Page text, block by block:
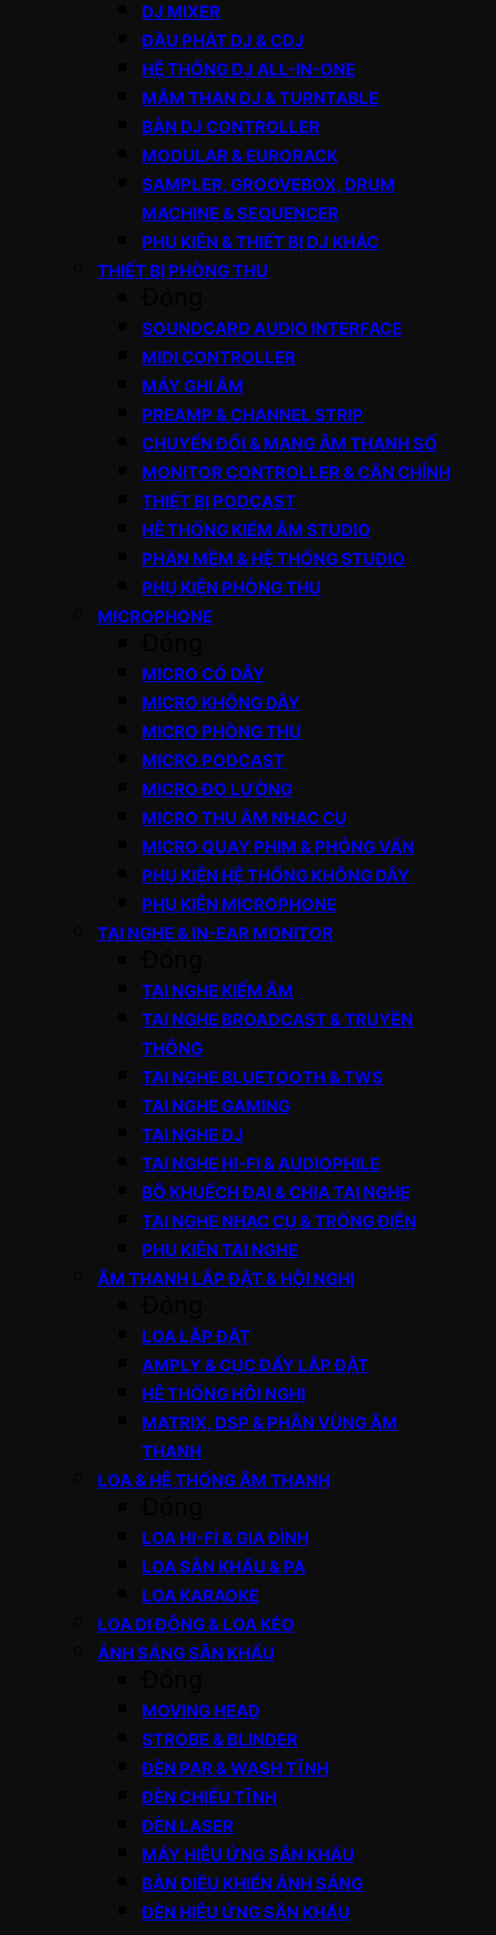
DJ MIXER
ĐẦU PHÁT DJ & CDJ
HỆ THỐNG DJ ALL-IN-ONE
MÂM THAN DJ & TURNTABLE
BÀN DJ CONTROLLER
MODULAR & EURORACK
SAMPLER, GROOVEBOX, DRUM
MACHINE & SEQUENCER
PHỤ KIỆN & THIẾT BỊ DJ KHÁC
THIẾT BỊ PHÒNG THU
SOUNDCARD AUDIO INTERFACE
MIDI CONTROLLER
MÁY GHI ÂM
PREAMP & CHANNEL STRIP
CHUYỂN ĐỔI & MẠNG ÂM THANH SỐ
MONITOR CONTROLLER & CÂN CHỈNH
THIẾT BỊ PODCAST
HỆ THỐNG KIỂM ÂM STUDIO
PHẦN MỀM & HỆ THỐNG STUDIO
PHỤ KIỆN PHÒNG THU
MICROPHONE
MICRO CÓ DÂY
MICRO KHÔNG DÂY
MICRO PHÒNG THU
MICRO PODCAST
MICRO ĐO LƯỜNG
MICRO THU ÂM NHẠC CỤ
MICRO QUAY PHIM & PHỎNG VẤN
PHỤ KIỆN HỆ THỐNG KHÔNG DÂY
PHỤ KIỆN MICROPHONE
TAI NGHE & IN-EAR MONITOR
TAI NGHE KIỂM ÂM
TAI NGHE BROADCAST & TRUYỀN
THÔNG
TAI NGHE BLUETOOTH & TWS
TAI NGHE GAMING
TAI NGHE DJ
TAI NGHE HI-FI & AUDIOPHILE
BỘ KHUẾCH ĐẠI & CHIA TAI NGHE
TAI NGHE NHẠC CỤ & TRỐNG ĐIỆN
PHỤ KIỆN TAI NGHE
ÂM THANH LẮP ĐẶT & HỘI NGHỊ
LOA LẮP ĐẶT
AMPLY & CỤC ĐẨY LẮP ĐẶT
HỆ THỐNG HỘI NGHỊ
MATRIX, DSP & PHÂN VÙNG ÂM
THANH
LOA & HỆ THỐNG ÂM THANH
LOA HI-FI & GIA ĐÌNH
LOA SÂN KHẤU & PA
LOA KARAOKE
LOA DI ĐỘNG & LOA KÉO
ÁNH SÁNG SÂN KHẤU
MOVING HEAD
STROBE & BLINDER
ĐÈN PAR & WASH TĨNH
ĐÈN CHIẾU TĨNH
ĐÈN LASER
MÁY HIỆU ỨNG SÂN KHẤU
BÀN ĐIỀU KHIỂN ÁNH SÁNG
ĐÈN HIỆU ỨNG SÂN KHẤU